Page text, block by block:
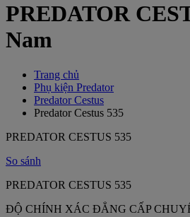
PREDATOR
Nam
Trang chủ
Phụ kiện Predator
Predator Cestus
Predator Cestus 535
PREDATOR CESTUS 535
So sánh
PREDATOR CESTUS 535
ĐỘ CHÍNH XÁC ĐẲNG CẤP